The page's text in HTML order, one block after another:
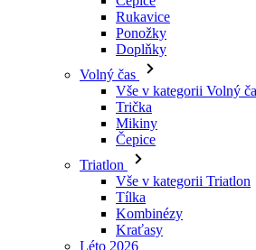
Vše v kategorii Volný čas
Trička
Mikiny
Čepice
Triatlon
Vše v kategorii Triatlon
Tílka
Kombinézy
Kraťasy
Léto 2026
Týmové repliky
Speciální edice
Doprodej
Dárkové poukazy